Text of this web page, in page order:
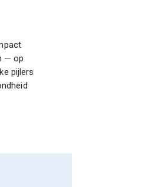
— op
pijlers